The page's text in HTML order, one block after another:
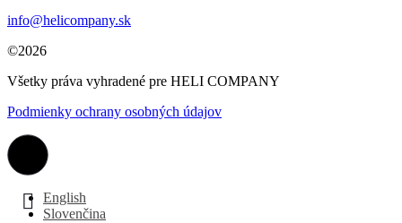
info@helicompany.sk
©2026
Všetky práva vyhradené pre HELI COMPANY
Podmienky ochrany osobných údajov
English
Slovenčina